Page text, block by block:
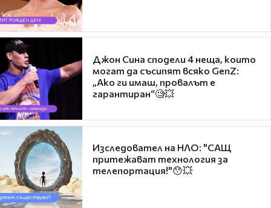
Джон Сина сподели 4 неща, които
могат да съсипят всяко GenZ:
„Ако ги имаш, провалът е
гарантиран“🧐💥
Изследовател на НЛО: "САЩ
притежават технология за
телепортация!"😯💥